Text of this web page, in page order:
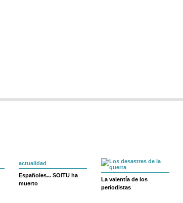
actualidad
Españoles... SOITU ha
muerto
La valentía de los
periodistas